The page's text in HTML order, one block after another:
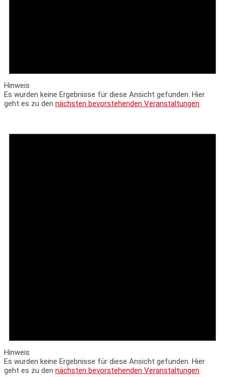
Hinweis
Es wurden keine Ergebnisse für diese Ansicht gefunden. Hier
geht es zu den nächsten bevorstehenden Veranstaltungen.
Hinweis
Es wurden keine Ergebnisse für diese Ansicht gefunden. Hier
geht es zu den nächsten bevorstehenden Veranstaltungen.